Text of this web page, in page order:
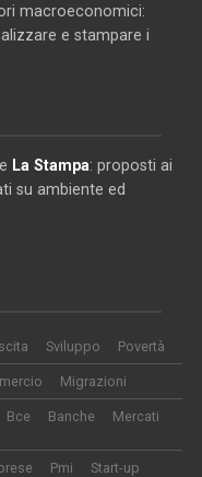
macroeconomici:
e stampare i
La Stampa: proposti ai
su ambiente ed
Sviluppo Povertà
Migrazioni
Bce Banche Mercati
Pmi Start-up